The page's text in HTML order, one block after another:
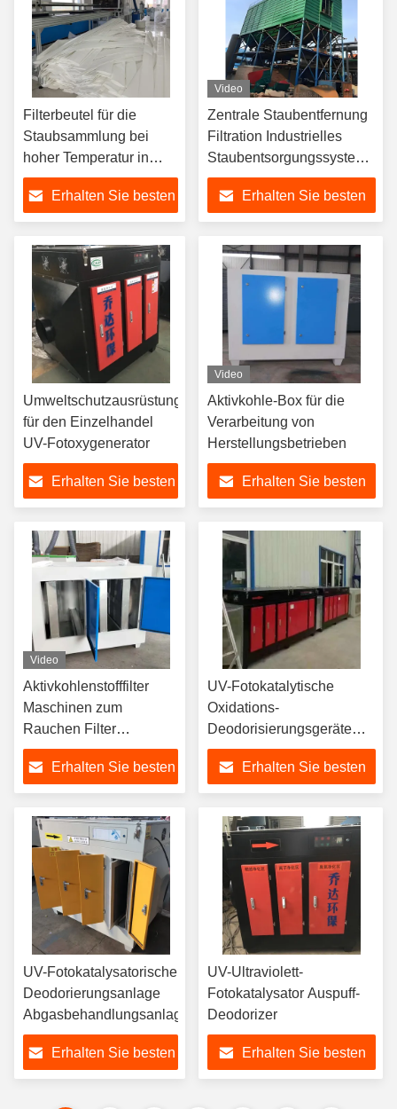
Filterbeutel für die
Staubsammlung bei
hoher Temperatur in
Asphaltanlagen Zement
Stahl Glaskeramik
Erhalten Sie besten
Video
Zentrale Staubentfernung
Filtration Industrielles
Staubentsorgungssystem
in der Fabrik
Erhalten Sie besten
Umweltschutzausrüstung
für den Einzelhandel
UV-Fotoxygenerator
Erhalten Sie besten
Video
Aktivkohle-Box für die
Verarbeitung von
Herstellungsbetrieben
Erhalten Sie besten
Video
Aktivkohlenstofffilter
Maschinen zum
Rauchen Filter
Aktivkohlenstoff
Erhalten Sie besten
UV-Fotokatalytische
Oxidations-
Deodorisierungsgeräte
Entfernen von Geruch
Leichtsauerstoff
Katalysator Abgasreiniger
Erhalten Sie besten
UV-Fotokatalysatorische
Deodorierungsanlage
Abgasbehandlungsanlage
Erhalten Sie besten
UV-Ultraviolett-
Fotokatalysator Auspuff-
Deodorizer
Erhalten Sie besten